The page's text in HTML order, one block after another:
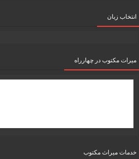
انتخاب زبان
میرات مکتوب در چهارراه
خدمات میراث مکتوب